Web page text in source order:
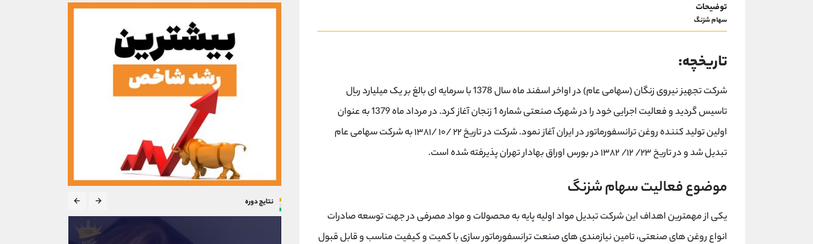
توضیحات
سهام شزنگ
تاریخچه:
شرکت تجهیز نیروی زنگان (سهامی عام) در اواخر اسفند ماه سال 1378 با سرمایه ای بالغ بر یک میلیارد ریال
تاسیس گردید و فعالیت اجرایی خود را در شهرک صنعتی شماره 1 زنجان آغاز کرد. در مرداد ماه 1379 به عنوان
اولین تولید کننده روغن ترانسفورماتور در ایران آغاز نمود. شرکت در تاریخ ۲۲ /۱۰ /۱۳۸۱ به شرکت سهامی عام
تبدیل شد و در تاریخ ۲۳/ ۱۲/ ۱۳۸۲ در بورس اوراق بهادار تهران پذیرفته شده است.
موضوع فعالیت سهام شزنگ
یکی از مهمترین اهداف این شرکت تبدیل مواد اولیه پایه به محصولات و مواد مصرفی در جهت توسعه صادرات
انواع روغن های صنعتی، تامین نیازمندی های صنعت ترانسفورماتور سازی با کمیت و کیفیت مناسب و قابل قبول
نتایج دوره